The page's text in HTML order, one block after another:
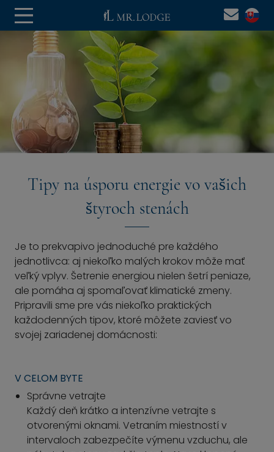
Tipy na úsporu energie vo vašich
štyroch stenách
Je to prekvapivo jednoduché pre každého
jednotlivca: aj niekoľko malých krokov môže mať
veľký vplyv. Šetrenie energiou nielen šetrí peniaze,
ale pomáha aj spomaľovať klimatické zmeny.
Pripravili sme pre vás niekoľko praktických
každodenných tipov, ktoré môžete zaviesť vo
svojej zariadenej domácnosti:
V CELOM BYTE
Správne vetrajte
Každý deň krátko a intenzívne vetrajte s
otvorenými oknami. Vetraním miestností v
intervaloch zabezpečíte výmenu vzduchu, ale